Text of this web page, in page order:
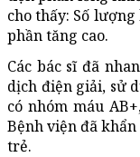
cho thấy: Số
phần tăng cao.
Các bác sĩ đã
dịch điện giải, sử
có nhóm máu
Bệnh viện đã
trẻ.